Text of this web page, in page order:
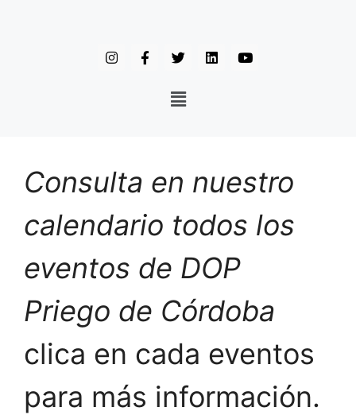
Consulta en nuestro
calendario todos los
eventos de DOP
Priego de Córdoba
clica en cada eventos
para más información.